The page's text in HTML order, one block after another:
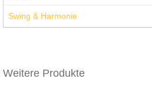
Swing & Harmonie
Weitere Produkte